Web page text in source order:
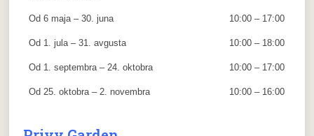
Od 6 maja – 30. juna 10:00 – 17:00
Od 1. jula – 31. avgusta 10:00 – 18:00
Od 1. septembra – 24. oktobra 10:00 – 17:00
Od 25. oktobra – 2. novembra 10:00 – 16:00